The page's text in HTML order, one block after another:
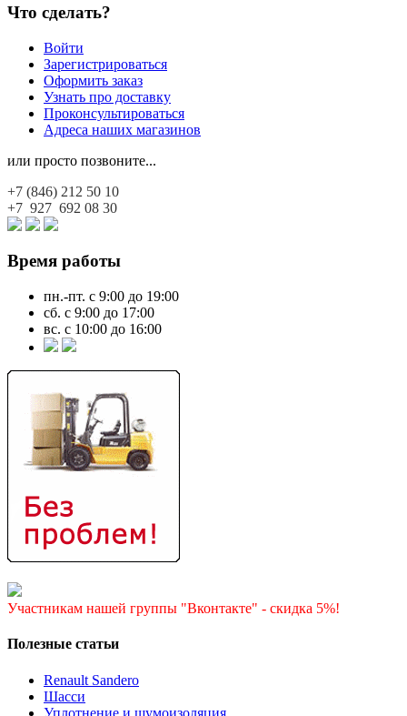
Что сделать?
Войти
Зарегистрироваться
Оформить заказ
Узнать про доставку
Проконсультироваться
Адреса наших магазинов
или просто позвоните...
+7 (846) 212 50 10
+7 927 692 08 30
Время работы
пн.-пт. с 9:00 до 19:00
сб. с 9:00 до 17:00
вс. с 10:00 до 16:00
Участникам нашей группы "Вконтакте" - скидка 5%!
Полезные статьи
Renault Sandero
Шасси
Уплотнение и шумоизоляция